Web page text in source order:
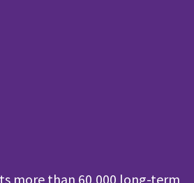
more than 60,000 long-term